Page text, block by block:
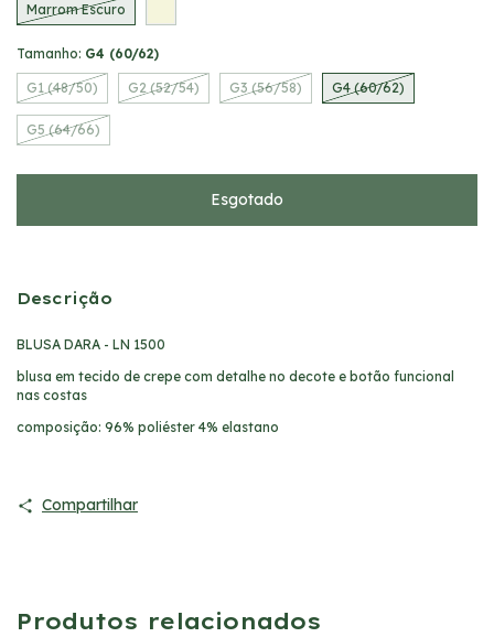
Marrom Escuro
Tamanho: G4 (60/62)
G1 (48/50) G2 (52/54) G3 (56/58) G4 (60/62)
G5 (64/66)
Descrição
BLUSA DARA - LN 1500
blusa em tecido de crepe com detalhe no decote e botão funcional
nas costas
composição: 96% poliéster 4% elastano
Compartilhar
Produtos relacionados